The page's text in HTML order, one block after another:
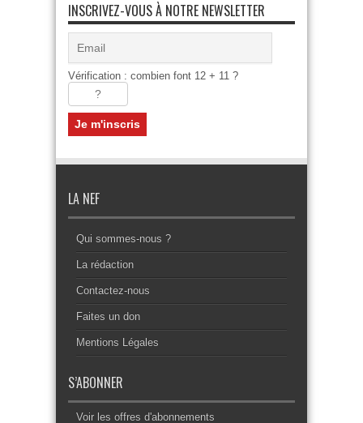
INSCRIVEZ-VOUS À NOTRE NEWSLETTER
Vérification : combien font 12 + 11 ?
LA NEF
Qui sommes-nous ?
La rédaction
Contactez-nous
Faites un don
Mentions Légales
S’ABONNER
Voir les offres d'abonnements